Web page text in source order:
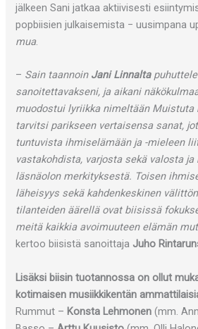
jälkeen Sani jatkaa aktiivisesti
popbiisien julkaisemista − uusimpana
mua.
– Sain taannoin Jani Linnalta
sanoitettavakseni, ja aikani
muodostui lyriikka nimeltään Muistuta
tarvitsi parikseen vertaisensa sanat,
tuntuvista ihmiselämään ja -mieleen
vastakohdista, varjosta sekä valosta
läsnäolon merkityksestä. Toisen
läheisyys sekä kahdenkeskinen
tilanteiden äärellä ovat biisissä
meitä kaikkia avoimuuteen elämän
kertoo biisistä sanoittaja Juho
Lisäksi biisin tuotannossa on ollut
kotimaisen musiikkikentän
Rummut – Konsta Lehmonen (mm.